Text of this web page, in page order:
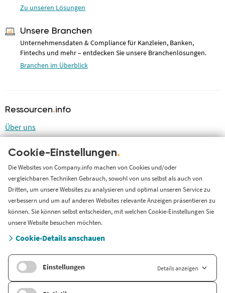
Zu unseren Lösungen
Unsere Branchen
Unternehmensdaten & Compliance für Kanzleien, Banken,
Fintechs und mehr – entdecken Sie unsere Branchenlösungen.
Branchen im Überblick
Ressourcen.info
Über uns
Blog
LinkedIn
LinkedIn Newsletter
Cases
Support
Länderversion
Company.info Nederland
Cookie-Einstellungen.
Die Websites von Company.info machen von Cookies und/oder
vergleichbaren Techniken Gebrauch, sowohl von uns selbst als auch von
Dritten, um unsere Websites zu analysieren und optimal unseren Service zu
verbessern und um auf anderen Websites relevante Anzeigen präsentieren zu
können. Sie können selbst entscheiden, mit welchen Cookie-Einstellungen Sie
unsere Website besuchen möchten.
Cookie-Details anschauen
Einstellungen Details anzeigen